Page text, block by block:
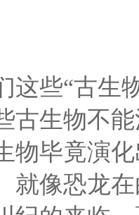
些“古生物
古生物不
物毕竟演
就像恐龙